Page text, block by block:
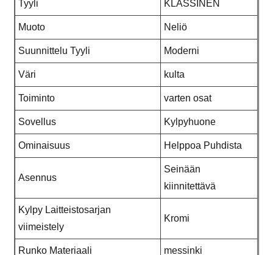
Tyyli KLASSINEN
Muoto Neliö
Suunnittelu Tyyli Moderni
Väri kulta
Toiminto varten osat
Sovellus Kylpyhuone
Ominaisuus Helppoa Puhdista
Asennus
Seinään
kiinnitettävä
Kylpy Laitteistosarjan
viimeistely
Kromi
Runko Materiaali messinki